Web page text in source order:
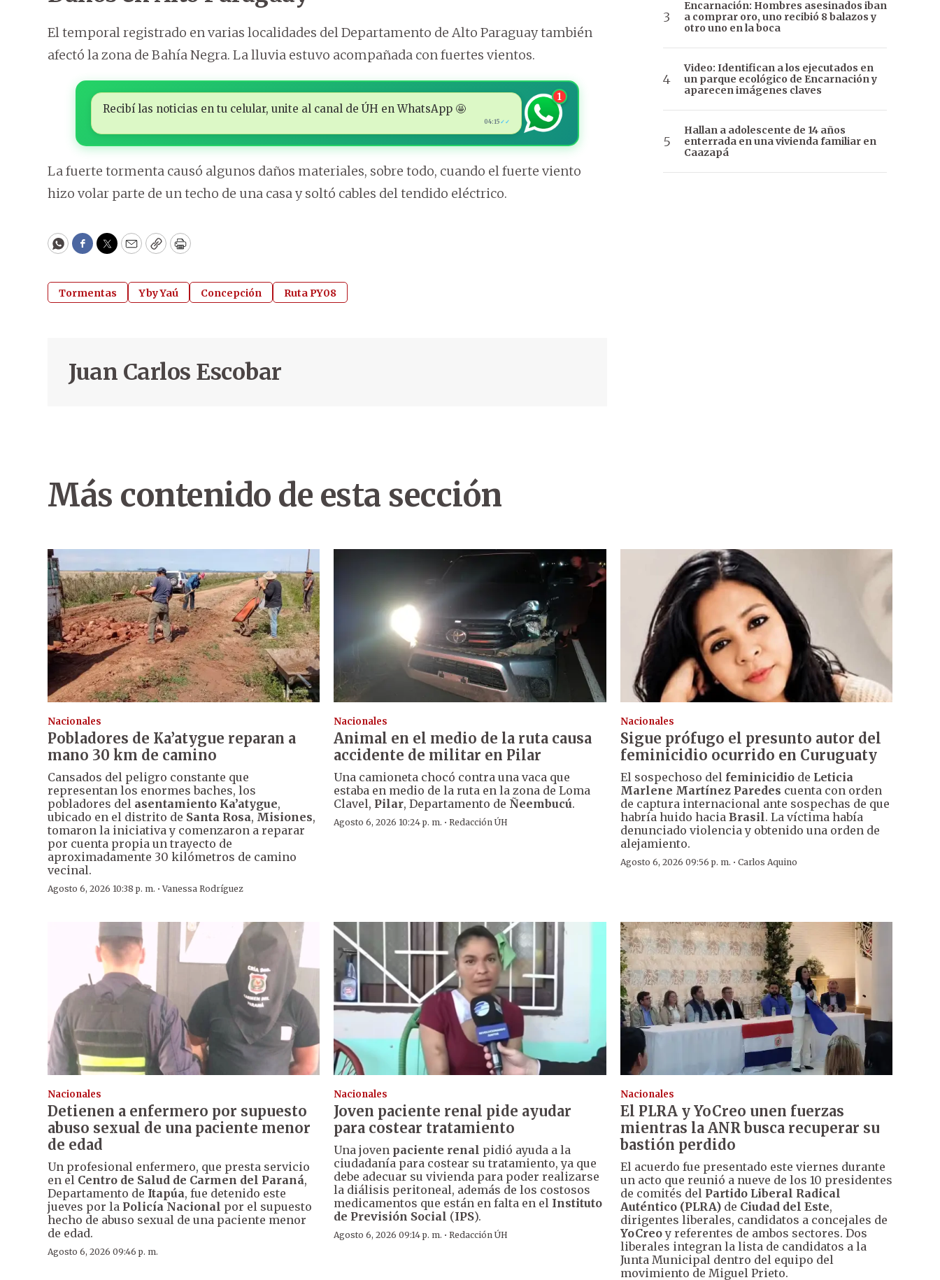
El temporal registrado en varias localidades del Departamento de Alto Paraguay también
afectó la zona de Bahía Negra. La lluvia estuvo acompañada con fuertes vientos.
Recibí las noticias en tu celular, unite al canal de ÚH en WhatsApp 🤩
04:15 ✓✓
1
La fuerte tormenta causó algunos daños materiales, sobre todo, cuando el fuerte viento
hizo volar parte de un techo de una casa y soltó cables del tendido eléctrico.
WhatsApp
Facebook
Twitter
EmailCopyPrint
Tormentas Yby Yaú Concepción Ruta PY08
Juan Carlos Escobar
Encarnación: Hombres asesinados iban
a comprar oro, uno recibió 8 balazos y
otro uno en la boca
Video: Identifican a los ejecutados en
un parque ecológico de Encarnación y
aparecen imágenes claves
Hallan a adolescente de 14 años
enterrada en una vivienda familiar en
Caazapá
Más contenido de esta sección
Nacionales
Pobladores de Ka’atygue reparan a
mano 30 km de camino
Cansados del peligro constante que
representan los enormes baches, los
pobladores del asentamiento Ka’atygue,
ubicado en el distrito de Santa Rosa, Misiones,
tomaron la iniciativa y comenzaron a reparar
por cuenta propia un trayecto de
aproximadamente 30 kilómetros de camino
vecinal.
Agosto 6, 2026 10:38 p. m. ·Vanessa Rodríguez
Nacionales
Animal en el medio de la ruta causa
accidente de militar en Pilar
Una camioneta chocó contra una vaca que
estaba en medio de la ruta en la zona de Loma
Clavel, Pilar, Departamento de Ñeembucú.
Agosto 6, 2026 10:24 p. m. ·Redacción ÚH
Nacionales
Sigue prófugo el presunto autor del
feminicidio ocurrido en Curuguaty
El sospechoso del feminicidiode Leticia
Marlene Martínez Paredes cuenta con orden
de captura internacional ante sospechas de que
habría huido hacia Brasil. La víctima había
denunciado violencia y obtenido una orden de
alejamiento.
Agosto 6, 2026 09:56 p. m. · Carlos Aquino
Nacionales
Detienen a enfermero por supuesto
abuso sexual de una paciente menor
de edad
Un profesional enfermero, que presta servicio
en el Centro de Salud de Carmen del Paraná,
Departamento de Itapúa, fue detenido este
jueves por la Policía Nacional por el supuesto
hecho de abuso sexual de una paciente menor
de edad.
Agosto 6, 2026 09:46 p. m.
Nacionales
Joven paciente renal pide ayudar
para costear tratamiento
Una joven paciente renal pidió ayuda a la
ciudadanía para costear su tratamiento, ya que
debe adecuar su vivienda para poder realizarse
la diálisis peritoneal, además de los costosos
medicamentos que están en falta en el Instituto
de Previsión Social (IPS).
Agosto 6, 2026 09:14 p. m. ·Redacción ÚH
Nacionales
El PLRA y YoCreo unen fuerzas
mientras la ANR busca recuperar su
bastión perdido
El acuerdo fue presentado este viernes durante
un acto que reunió a nueve de los 10 presidentes
de comités del Partido Liberal Radical
Auténtico (PLRA)de Ciudad del Este,
dirigentes liberales, candidatos a concejales de
YoCreoy referentes de ambos sectores. Dos
liberales integran la lista de candidatos a la
Junta Municipal dentro del equipo del
movimiento de Miguel Prieto.